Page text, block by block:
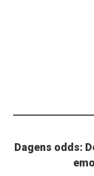
Dagens odds: